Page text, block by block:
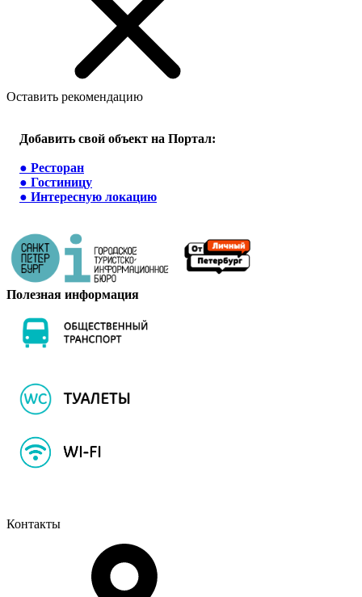
Оставить рекомендацию
Добавить свой объект на Портал:
● Ресторан
● Гостиницу
● Интересную локацию
Полезная информация
Контакты